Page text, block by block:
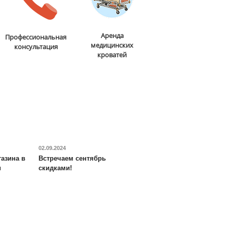
Профессиональная
консультация
Аренда
медицинских
кроватей
в
02.09.2024
Встречаем сентябрь
скидками!